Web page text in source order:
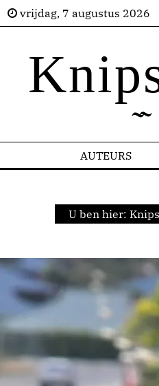
vrijdag, 7 augustus 2026
AUTEURS
U ben hier: